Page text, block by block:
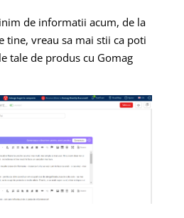
de informatii acum, de la
tine, vreau sa mai stii ca poti
tale de produs cu Gomag